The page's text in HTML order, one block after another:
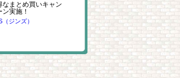
当社オリジナルブランド
「Tis」～Cherish~
ミルフローラ
あなたのジュエリー、輝
きを取り戻しませんか？
ミルフローラ